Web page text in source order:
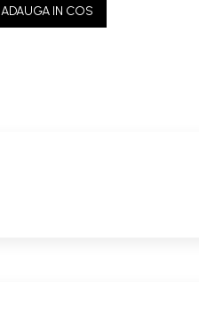
ADAUGA IN COS